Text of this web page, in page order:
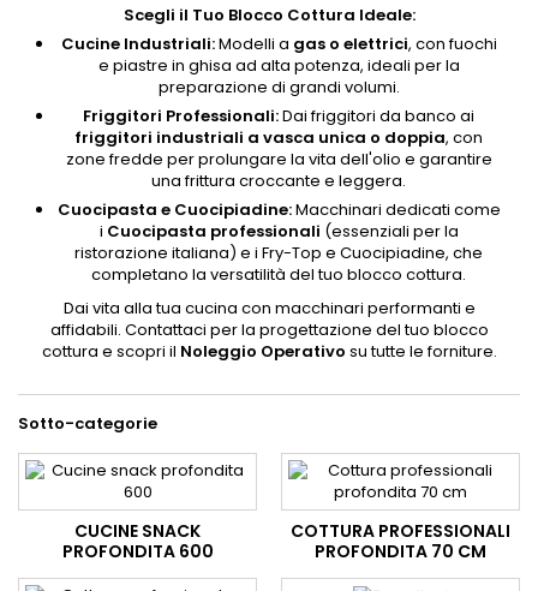
Scegli il Tuo Blocco Cottura Ideale:
Cucine Industriali:Modelli a gas o elettrici, con fuochi
e piastre in ghisa ad alta potenza, ideali per la
preparazione di grandi volumi.
Friggitori Professionali:Dai friggitori da banco ai
friggitori industriali a vasca unica o doppia, con
zone fredde per prolungare la vita dell'olio e garantire
una frittura croccante e leggera.
Cuocipasta e Cuocipiadine:Macchinari dedicati come
i Cuocipasta professionali (essenziali per la
ristorazione italiana) e i Fry-Top e Cuocipiadine, che
completano la versatilità del tuo blocco cottura.
Dai vita alla tua cucina con macchinari performanti e
affidabili. Contattaci per la progettazione del tuo blocco
cottura e scopri il Noleggio Operativo su tutte le forniture.
Sotto-categorie
CUCINE SNACK
PROFONDITA 600
COTTURA PROFESSIONALI
PROFONDITA 70 CM